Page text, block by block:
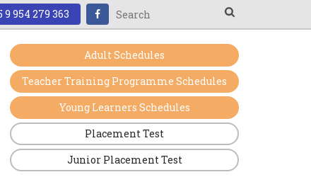
9 954 279 363
Adult Schedules
Teacher Training Programme Schedules
Young Learners Schedules
Placement Test
Junior Placement Test